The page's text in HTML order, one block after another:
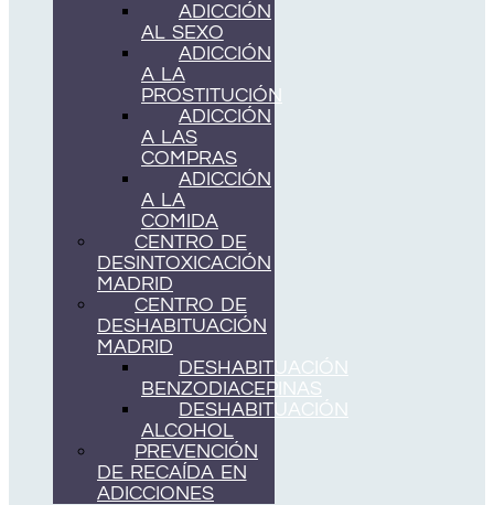
ADICCIÓN
AL SEXO
ADICCIÓN
A LA
PROSTITUCIÓN
ADICCIÓN
A LAS
COMPRAS
ADICCIÓN
A LA
COMIDA
CENTRO DE
DESINTOXICACIÓN
MADRID
CENTRO DE
DESHABITUACIÓN
MADRID
DESHABITUACIÓN
BENZODIACEPINAS
DESHABITUACIÓN
ALCOHOL
PREVENCIÓN
DE RECAÍDA EN
ADICCIONES